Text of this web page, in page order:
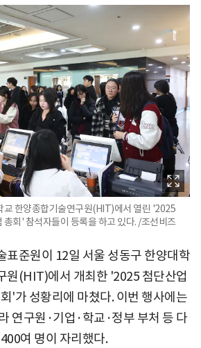
교 한양종합기술연구원(HIT)에서 열린 '2025
총회' 참석자들이 등록을 하고 있다. /조선비즈
표준원이 12일 서울 성동구 한양대학
원(HIT)에서 개최한 '2025 첨단산업
'가 성황리에 마쳤다. 이번 행사에는
연구원·기업·학교·정부 부처 등 다
여 명이 자리했다.